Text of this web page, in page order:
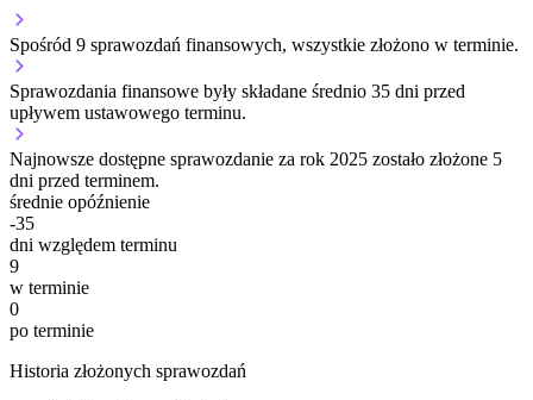
Spośród 9 sprawozdań finansowych, wszystkie złożono w terminie.
Sprawozdania finansowe były składane średnio 35 dni przed
upływem ustawowego terminu.
Najnowsze dostępne sprawozdanie za rok 2025 zostało złożone 5
dni przed terminem.
średnie opóźnienie
-35
dni względem terminu
9
w terminie
0
po terminie
Historia złożonych sprawozdań